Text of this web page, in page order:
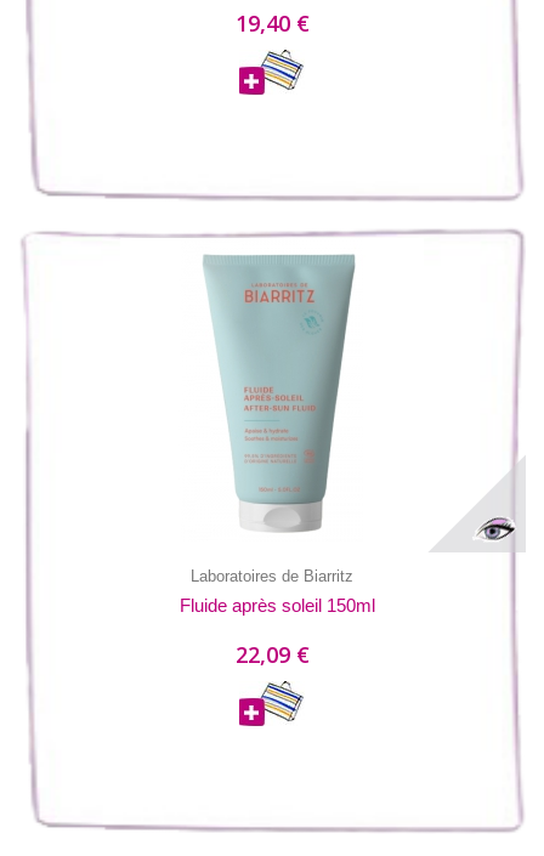
19,40 €
Laboratoires de Biarritz
Fluide après soleil 150ml
22,09 €